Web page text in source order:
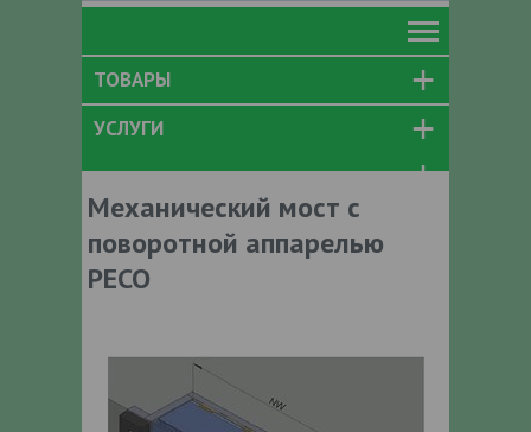
ТОВАРЫ
УСЛУГИ
Механический мост с
поворотной аппарелью
PECO